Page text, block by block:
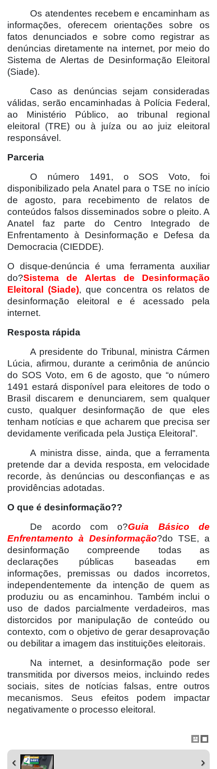
Os atendentes recebem e encaminham as
informações, oferecem orientações sobre os
fatos denunciados e sobre como registrar as
denúncias diretamente na internet, por meio do
Sistema de Alertas de Desinformação Eleitoral
(Siade).
Caso as denúncias sejam consideradas
válidas, serão encaminhadas à Polícia Federal,
ao Ministério Público, ao tribunal regional
eleitoral (TRE) ou à juíza ou ao juiz eleitoral
responsável.
Parceria
O número 1491, o SOS Voto, foi
disponibilizado pela Anatel para o TSE no início
de agosto, para recebimento de relatos de
conteúdos falsos disseminados sobre o pleito. A
Anatel faz parte do Centro Integrado de
Enfrentamento à Desinformação e Defesa da
Democracia (CIEDDE).
O disque-denúncia é uma ferramenta auxiliar
do?Sistema de Alertas de Desinformação
Eleitoral (Siade), que concentra os relatos de
desinformação eleitoral e é acessado pela
internet.
Resposta rápida
A presidente do Tribunal, ministra Cármen
Lúcia, afirmou, durante a cerimônia de anúncio
do SOS Voto, em 6 de agosto, que “o número
1491 estará disponível para eleitores de todo o
Brasil discarem e denunciarem, sem qualquer
custo, qualquer desinformação de que eles
tenham notícias e que acharem que precisa ser
devidamente verificada pela Justiça Eleitoral”.
A ministra disse, ainda, que a ferramenta
pretende dar a devida resposta, em velocidade
recorde, às denúncias ou desconfianças e as
providências adotadas.
O que é desinformação??
De acordo com o?Guia Básico de
Enfrentamento à Desinformação?do TSE, a
desinformação compreende todas as
declarações públicas baseadas em
informações, premissas ou dados incorretos,
independentemente da intenção de quem as
produziu ou as encaminhou. Também inclui o
uso de dados parcialmente verdadeiros, mas
distorcidos por manipulação de conteúdo ou
contexto, com o objetivo de gerar desaprovação
ou debilitar a imagem das instituições eleitorais.
Na internet, a desinformação pode ser
transmitida por diversos meios, incluindo redes
sociais, sites de notícias falsas, entre outros
mecanismos. Seus efeitos podem impactar
negativamente o processo eleitoral.